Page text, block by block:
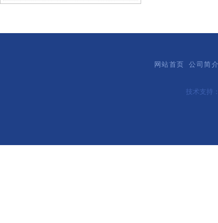
网站首页 公司简
技术支持